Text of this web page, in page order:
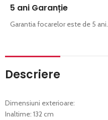
5 ani Garanție
Garantia focarelor este de 5 ani.
Descriere
Dimensiuni exterioare:
Inaltime: 132 cm